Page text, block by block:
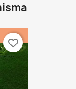
favorite_border